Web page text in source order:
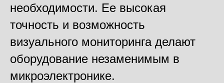
необходимости. Ее высокая
точность и возможность
визуального мониторинга делают
оборудование незаменимым в
микроэлектронике.